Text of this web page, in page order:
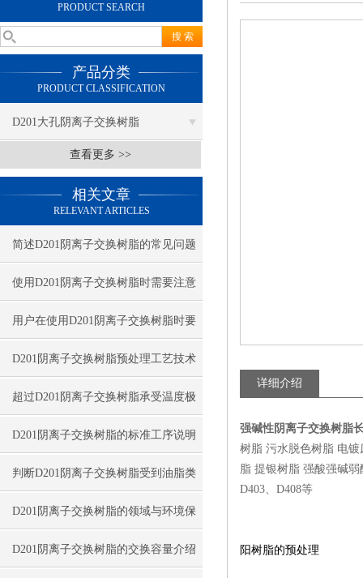
PRODUCT SEARCH
产品分类
PRODUCT CLASSIFICATION
D201大孔阴离子交换树脂
查看更多 >>
相关文章
RELEVANT ARTICLES
简述D201阴离子交换树脂的常见问题
相应解决方法
使用D201阴离子交换树脂时需要注意
的事项分享
用户在使用D201阴离子交换树脂时要
对其特性适当了解
D201阴离子交换树脂预处理工艺技术
指南
超过D201阴离子交换树脂承受温度极
限值导致结构破坏
D201阴离子交换树脂的标准工序说明
判断D201阴离子交换树脂受到油脂类
污染程度方法概述
D201阴离子交换树脂的领域与环境保
护
D201阴离子交换树脂的交换容量介绍
详细介绍
强碱性阴离子交换树脂
树脂 污水脱色树脂 电
脂 提银树脂 强酸强碱弱
D403、D408等
阳树脂的预处理